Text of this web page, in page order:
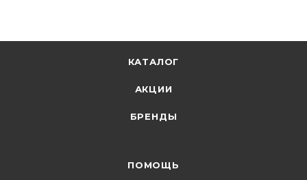
КАТАЛОГ
АКЦИИ
БРЕНДЫ
ПОМОЩЬ